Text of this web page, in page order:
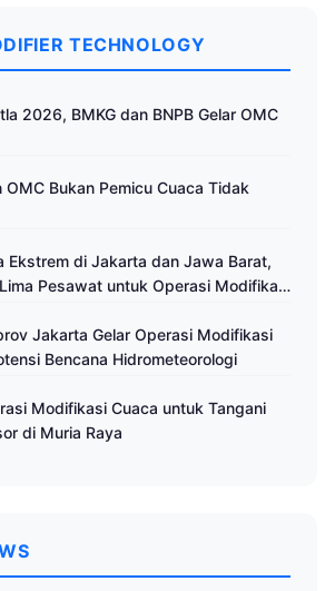
TECHNOLOGY
2026, BMKG dan BNPB Gelar OMC
OMC Bukan Pemicu Cuaca Tidak
Ekstrem di Jakarta dan Jawa Barat,
Pesawat untuk Operasi Modifikasi
Jakarta Gelar Operasi Modifikasi
Bencana Hidrometeorologi
Modifikasi Cuaca untuk Tangani
di Muria Raya